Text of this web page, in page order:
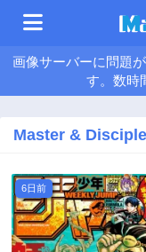
画像サーバーに問題
す。数時
Master & Disciple
6日前